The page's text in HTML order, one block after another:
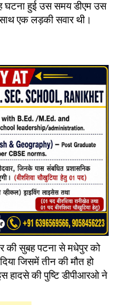
घटना हुई उस समय डीएम उस
एक लड़की सवार थी।
की सुबह पटना से मधेपुर को
जिसमें तीन की मौत हो
हादसे की पुष्टि डीपीआरओ ने